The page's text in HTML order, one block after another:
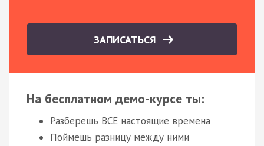
ЗАПИСАТЬСЯ
На бесплатном демо-курсе ты:
Разберешь ВСЕ настоящие времена
Поймешь разницу между ними